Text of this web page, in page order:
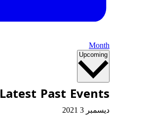
Month
Upcoming
Select
Latest Past Events
ديسمبر 3
2021